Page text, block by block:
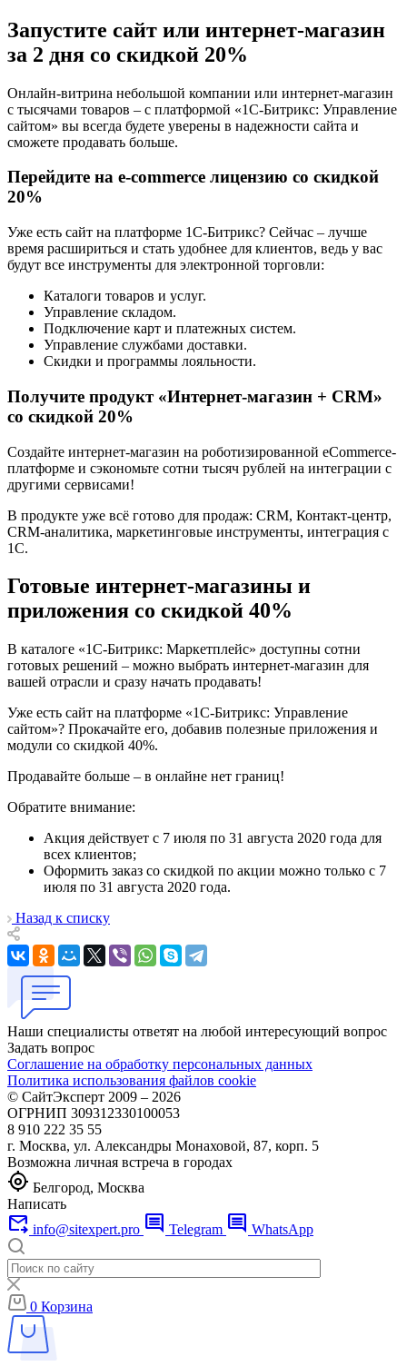
Запустите сайт или интернет-магазин
за 2 дня со скидкой 20%
Онлайн-витрина небольшой компании или интернет-магазин
с тысячами товаров – с платформой «1С-Битрикс: Управление
сайтом» вы всегда будете уверены в надежности сайта и
сможете продавать больше.
Перейдите на e-commerce лицензию со скидкой
20%
Уже есть сайт на платформе 1С-Битрикс? Сейчас – лучше
время расшириться и стать удобнее для клиентов, ведь у вас
будут все инструменты для электронной торговли:
Каталоги товаров и услуг.
Управление складом.
Подключение карт и платежных систем.
Управление службами доставки.
Скидки и программы лояльности.
Получите продукт «Интернет-магазин + CRM»
со скидкой 20%
Создайте интернет-магазин на роботизированной eCommerce-
платформе и сэкономьте сотни тысяч рублей на интеграции с
другими сервисами!
В продукте уже всё готово для продаж: CRM, Контакт-центр,
CRM-аналитика, маркетинговые инструменты, интеграция с
1С.
Готовые интернет-магазины и
приложения со скидкой 40%
В каталоге «1С-Битрикс: Маркетплейс» доступны сотни
готовых решений – можно выбрать интернет-магазин для
вашей отрасли и сразу начать продавать!
Уже есть сайт на платформе «1С-Битрикс: Управление
сайтом»? Прокачайте его, добавив полезные приложения и
модули со скидкой 40%.
Продавайте больше – в онлайне нет границ!
Обратите внимание:
Акция действует с 7 июля по 31 августа 2020 года для
всех клиентов;
Оформить заказ со скидкой по акции можно только с 7
июля по 31 августа 2020 года.
Назад к списку
Наши специалисты ответят на любой интересующий вопрос
Задать вопрос
Соглашение на обработку персональных данных
Политика использования файлов cookie
© СайтЭксперт 2009 – 2026
ОГРНИП 309312330100053
8 910 222 35 55
г. Москва, ул. Александры Монаховой, 87, корп. 5
Возможна личная встреча в городах
my_location Белгород, Москва
Написать
forward_to_inbox info@sitexpert.pro comment Telegram comment WhatsApp
0 Корзина